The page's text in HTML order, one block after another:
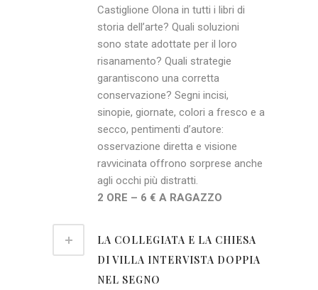
Castiglione Olona in tutti i libri di
storia dell’arte? Quali soluzioni
sono state adottate per il loro
risanamento? Quali strategie
garantiscono una corretta
conservazione? Segni incisi,
sinopie, giornate, colori a fresco e a
secco, pentimenti d’autore:
osservazione diretta e visione
ravvicinata offrono sorprese anche
agli occhi più distratti.
2 ORE – 6 € A RAGAZZO
LA COLLEGIATA E LA CHIESA
DI VILLA INTERVISTA DOPPIA
NEL SEGNO